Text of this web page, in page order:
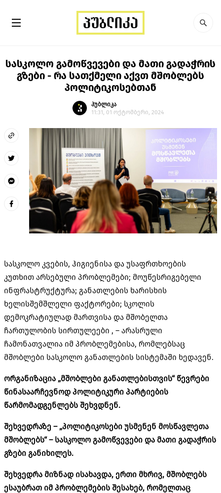
სასკოლო გამოწვევები და მათი გადაჭრის
გზები - რა სათქმელი აქვთ მშობლებს
პოლიტიკოსებთან
პუბლიკა
11:31, 01 ოქტომბერი, 2024
სასკოლო კვების, ჰიგიენისა და უსაფრთხოების
კუთხით არსებული პრობლემები; მოუწესრიგებელი
ინფრასტრუქტურა; განათლების ხარისხის
ხელისშემშლელი ფაქტორები; სკოლის
დემოკრატიულად მართვისა და მშობელთა
ჩართულობის სირთულეები , – არასრული
ჩამონათვალია იმ პრობლემებისა, რომლებსაც
მშობლები სასკოლო განათლების სისტემაში ხედავენ.
ორგანიზაცია „მშობლები განათლებისთვის“ წევრები
წინასაარჩევნოდ პოლიტიკური პარტიების
წარმომადგენლებს შეხვდნენ.
შეხვედრაზე – „პოლიტიკოსები უსმენენ მოსწავლეთა
მშობლებს“ – სასკოლო გამოწვევები და მათი გადაჭრის
გზები განიხილეს.
შეხვედრა მიზნად ისახავდა, ერთი მხრივ, მშობლებს
ესაუბრათ იმ პრობლემების შესახებ, რომელთაც